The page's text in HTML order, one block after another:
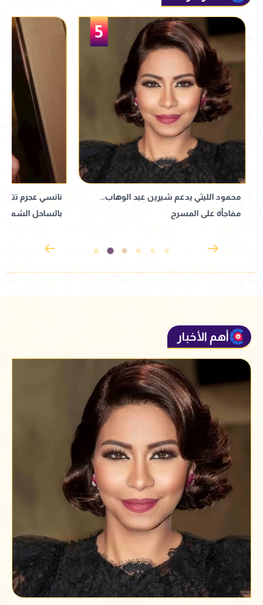
5
محمود الليثي يدعم شيرين عبد الوهاب..
مفاجأة على المسرح
نانسي عجرم
بالساحل الشمالي
أهم الأخبار